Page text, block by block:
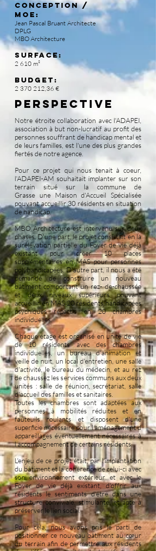
Conception /
MOE:
Jean Pascal Bruant Architecte
DPLG
MBO Architecture
Surface:
2 610 m²
Budget:
2 370 212 ,36 €
PERSPECTIVE
Notre étroite collaboration avec l'ADAPEI,
association à but non-lucratif au profit des
personnes souffrant de handicap mental et
de leurs familles, est l'une des plus grandes
fiertés de notre agence.
Pour ce projet qui nous tenait à coeur,
l'ADAPEI-AM souhaitait implanter sur son
terrain situé sur la commune de
Grasse une Maison d'Accueil Spécialisée
pouvant accueillir 30 résidents en situation
de handicap.
MBO Architecture est intervenu sur deux
phases. D'une part, le projet consistait en la
surélévation partielle du Foyer de vie déjà
existant pour créer 10 places
supplémentaires en MAS pour personnes
polyhandicapées. D'autre part, il nous a été
demandé de construire un nouveau
bâtiment comportant un rez- de-chaussée
et deux niveaux supérieurs pouvant
accueillir en MAS 20 résidents handicapées
psychiques répartis en 20 chambres
individuelles.
Chaque étage est organisé en unité de vie
de 10 résidents avec des chambres
individuelles, un bureau d'animation et
veille de nuit, un local d'entretien, une salle
d'activité, le bureau du médecin, et au rez
de chaussez les services communs aux deux
unités : salle de réunion, secrétariat, salle
d'accueil des familles et sanitaires.
Toutes les chambres sont adaptées aux
personnes à mobilités réduites et en
fauteuils roulants et disposent d'une
superficie nécessaire pour l aménagement d
appareillages éventuellement nécessaires à
l accompagnement de certains résidents.
L'enjeu de ce projet était, par l'implantation
du bâtiment et la cohérence de celui-ci avec
son environnement extérieur et avec le
Foyer de vie déjà existant, d'offrir aux
résidents le sentiments d'être dans une
structure conviviale, stimulante, et apte à
préserver le lien social.
Pour cela, nous avons pris le parti de
positionner ce nouveau bâtiment au cœur
du terrain afin de permettre aux résidents